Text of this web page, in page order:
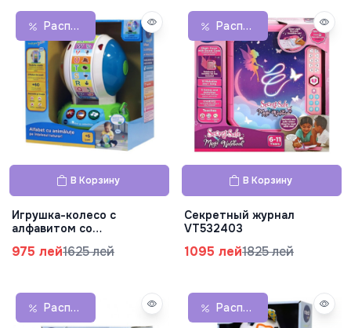
Распродажа
В Корзину
Игрушка-колесо с
алфавитом со
975 лей1625 лей
Распродажа
В Корзину
Секретный журнал
VT532403
1095 лей1825 лей
Распродажа Распродажа